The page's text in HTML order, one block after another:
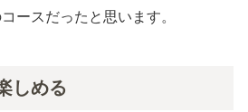
ースだったと思います。
しめる